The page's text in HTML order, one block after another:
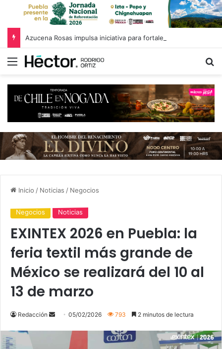
Menú
Inicio / Noticias / Negocios
Negocios Noticias
EXINTEX 2026 en Puebla: la
feria textil más grande de
México se realizará del 10 al
13 de marzo
Redacción
Send05/02/2026 793 2 minutos de lectura